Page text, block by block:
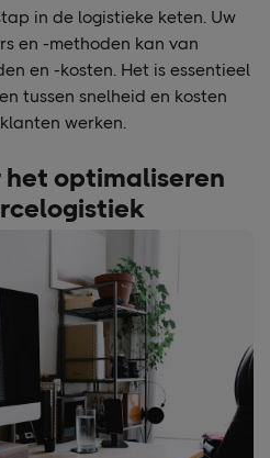
in de logistieke keten. Uw
en -methoden kan van
en -kosten. Het is essentieel
tussen snelheid en kosten
werken.
optimaliseren